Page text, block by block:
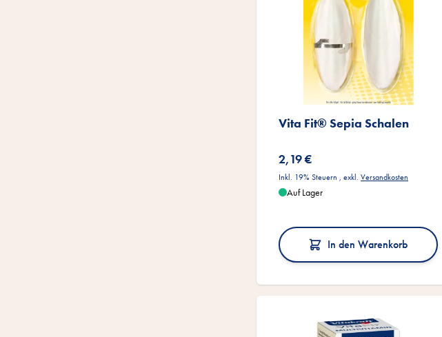
Vita Fit® Sepia Schalen
2,19 €
Inkl. 19% Steuern , exkl. Versandkosten
Auf Lager
In den Warenkorb